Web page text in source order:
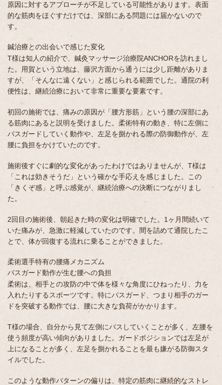
原因に対するアプローチが不足している可能性があります。表面
的な筋肉をほぐすだけでは、深部にある問題には届かないので
す。
鍼治療との出会いで感じた変化
T様は知人の紹介で、鍼灸マッサージ治療院ANCHORを訪れまし
た。用賀という立地は、藤沢方面から通うには少し距離がありま
すが、「そんなに遠くない」と感じられる範囲でした。通院の利
便性は、継続治療において非常に重要な要素です。
初回の施術では、痛みの原因が「腰方形筋」という腰の深部にあ
る筋肉にあると説明を受けました。柔術特有の動き、特に左側に
パスガードしていく動作や、左足を捌かれる際の防御動作が、左
腰に負担をかけていたのです。
施術後すぐに劇的な変化があったわけではありませんが、T様は
「これは効きそうだ」という確かな手応えを感じました。この
「きくぞ感」と呼ぶ感覚が、継続治療への決断につながりまし
た。
2回目の施術後、朝起きた時の変化は明確でした。1ヶ月間続いて
いた痛みが、急激に軽減していたのです。間を詰めて通院したこ
とで、体が回復する流れに乗ることができました。
柔術選手特有の腰痛メカニズム
パスガード動作が生む腰への負担
柔術は、相手との攻防の中で体を様々な角度にひねったり、力を
入れたりするスポーツです。特にパスガード、つまり相手のガー
ドを突破する動作では、腰に大きな負荷がかかります。
T様の場合、自分から見て左側にパスしていくことが多く、左腰を
使う頻度が高い傾向がありました。ガードポジションでは左足が
上になることが多く、左足を捌かれることを最も嫌がる防御スタ
イルでした。
このような動作パターンの偏りは、特定の筋肉に継続的なストレ